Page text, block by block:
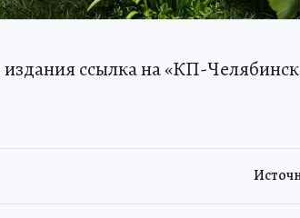
ссылка на «КП-